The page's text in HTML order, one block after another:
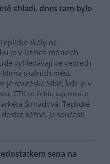
chladí, dnes tam bylo
skály na
je v letních měsících
vyhledávají ve vedrech
klima skalních měst.
je soutěska Sibiř, kde je v
ČTK to řekla tajemnice
Strnadová. Teplické
běžně, je součástí
sena na